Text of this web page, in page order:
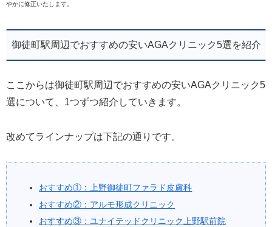
やかに修正いたします。
御徒町駅周辺でおすすめの安いAGAクリニック5選を紹介
ここからは御徒町駅周辺でおすすめの安いAGAクリニック5
選について、1つずつ紹介していきます。
改めてラインナップは下記の通りです。
おすすめ①：上野御徒町ファラド皮膚科
おすすめ②：アルモ形成クリニック
おすすめ③：ユナイテッドクリニック上野駅前院